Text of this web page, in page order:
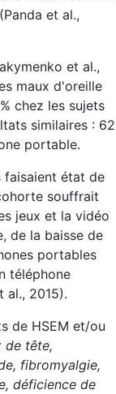
et al.,
et al.,
maux d'oreille
chez les sujets
similaires : 62
portable.
faisaient état de
souffrait
jeux et la vidéo
de la baisse de
portables
téléphone
al., 2015).
de HSEM et/ou
de tête,
fibromyalgie,
déficience de